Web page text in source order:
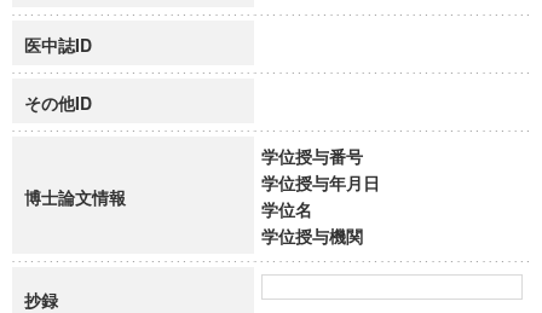
医中誌ID
その他ID
博士論文情報
学位授与番号
学位授与年月日
学位名
学位授与機関
抄録